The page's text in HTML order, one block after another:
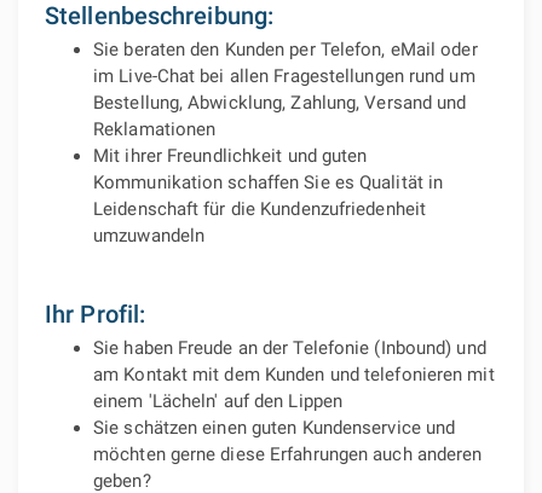
Stellenbeschreibung:
Sie beraten den Kunden per Telefon, eMail oder
im Live-Chat bei allen Fragestellungen rund um
Bestellung, Abwicklung, Zahlung, Versand und
Reklamationen
Mit ihrer Freundlichkeit und guten
Kommunikation schaffen Sie es Qualität in
Leidenschaft für die Kundenzufriedenheit
umzuwandeln
Ihr Profil:
Sie haben Freude an der Telefonie (Inbound) und
am Kontakt mit dem Kunden und telefonieren mit
einem 'Lächeln' auf den Lippen
Sie schätzen einen guten Kundenservice und
möchten gerne diese Erfahrungen auch anderen
geben?